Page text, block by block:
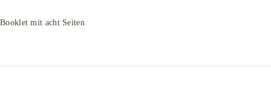
Booklet mit acht Seiten